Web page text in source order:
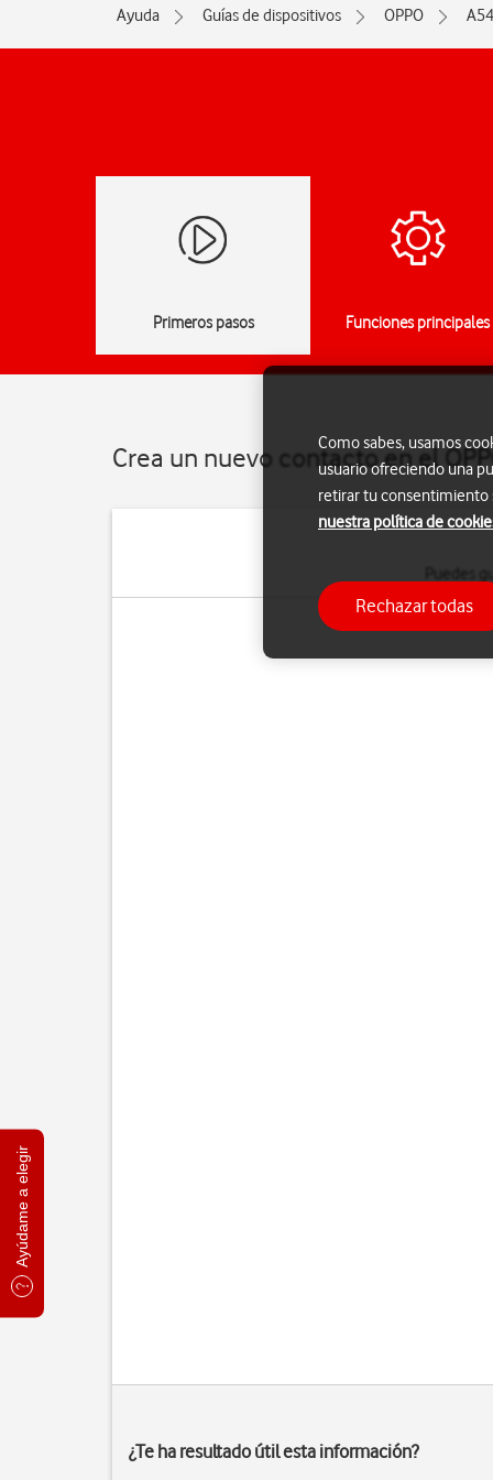
Ayúdame a elegir
Ayuda Guías de dispositivos OPPO
Primeros pasos Funciones principales
Crea un nuevo contacto en el
¿Te ha resultado útil esta información?
Como sabes, usamos
usuario ofreciendo una
retirar tu consentimiento
nuestra política de
Rechazar todas